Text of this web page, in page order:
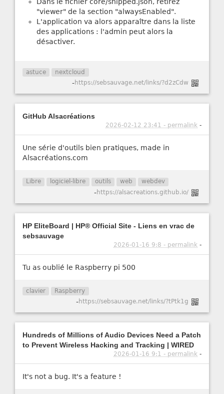
"viewer" de la section "alwaysEnabled".
L'application va alors apparaître dans la liste
des applications : l'admin peut alors la
désactiver.
astuce nextcloud
-https://sebsauvage.net/links/?d2zCdw
GitHub Alsacréations
2026-02-12 23:41 - permalink -
Une série d'outils bien pratiques, made in
Alsacréations.com
Libre logiciel-libre outils web webdev
-https://alsacreations.github.io/
HP EliteBoard | HP® Official Site - Liens en vrac de
sebsauvage
2026-01-16 9:8 - permalink -
Tu as oublié le Raspberry pi 500
clavier Raspberry
-https://sebsauvage.net/links/?tPtk1g
Hundreds of Millions of Audio Devices Need a Patch
to Prevent Wireless Hacking and Tracking | WIRED
2026-01-16 9:1 - permalink -
It's not a bug. It's a feature !